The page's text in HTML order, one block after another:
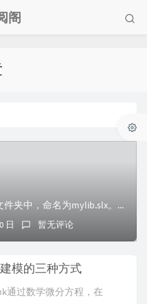
阁
选择新建空白库，保存在自定义文件夹中，命名为mylib.slx。（名字可以随便起，但是要和下面脚本对应上）在新建一个脚本文件，命名为slblocks.mf...
日 暂无评论
模的三种方式
通过数学微分方程，在